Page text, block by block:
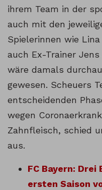
ihrem Team in der
auch mit den
Spielerinnen wie
auch Ex-Trainer Jens
wäre damals
gewesen. Scheuers
entscheidenden
wegen
Zahnfleisch, schied
aus.
FC Bayern:
ersten Saison